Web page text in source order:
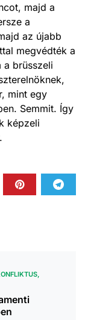
majd a
a
az újabb
megvédték a
a brüsszeli
mint egy
Semmit. Így
képzeli